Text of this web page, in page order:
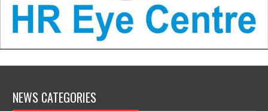
NEWS CATEGORIES